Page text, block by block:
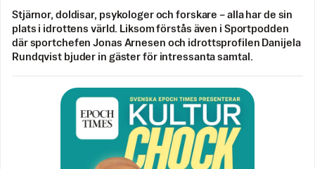
Stjärnor, doldisar, psykologer och forskare – alla har de sin
plats i idrottens värld. Liksom förstås även i Sportpodden
där sportchefen Jonas Arnesen och idrottsprofilen Danijela
Rundqvist bjuder in gäster för intressanta samtal.